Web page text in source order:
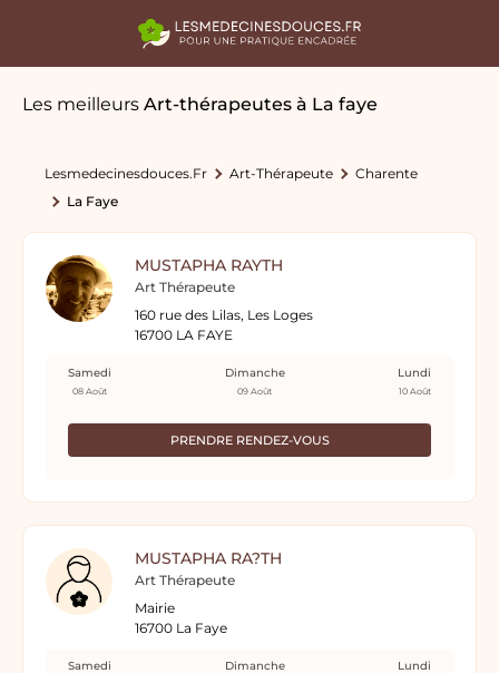
Les meilleurs Art-thérapeutes à La faye
Lesmedecinesdouces.fr Art-Thérapeute
Charente
La Faye
MUSTAPHA RAYTH
Art Thérapeute
160 rue des Lilas, Les Loges
16700 LA FAYE
PRENDRE RENDEZ-VOUS
Samedi
08 Août
Dimanche
09 Août
Lundi
10 Août
MUSTAPHA RA?TH
Art Thérapeute
Mairie
16700 La Faye
Samedi Dimanche Lundi